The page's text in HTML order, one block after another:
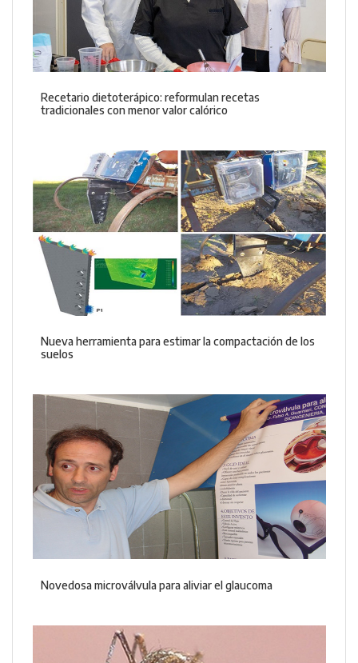
Recetario dietoterápico: reformulan recetas
tradicionales con menor valor calórico
Nueva herramienta para estimar la compactación de los
suelos
Novedosa microválvula para aliviar el glaucoma